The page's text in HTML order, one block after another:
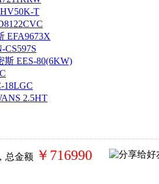
T
EFA9673X
CS597S
斯 EES-80(6KW)
18LGC
2.5HT
总金额 ￥716990